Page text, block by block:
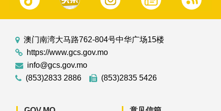
澳门南湾大马路762-804号中华广场15楼
https://www.gcs.gov.mo
info@gcs.gov.mo
(853)2833 2886
(853)2835 5426